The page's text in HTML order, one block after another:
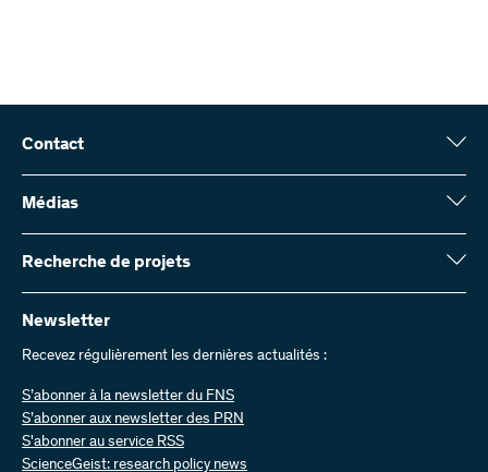
Contact
Fonds national suisse (FNS)
Wildhainweg 3
Contactez-nous
Envoyer des factures
Travailler chez nous
Offres d’emploi
Médias
Service de presse
Rapport annuel
Recherche de projets
Vous trouverez ici des informations complètes sur les projets de
recherche et les subsides approuvés par le FNS :
Recherche de projets
Newsletter
Recevez régulièrement les dernières actualités :
S’abonner à la newsletter du FNS
S’abonner aux newsletter des PRN
S'abonner au service RSS
ScienceGeist: research policy news